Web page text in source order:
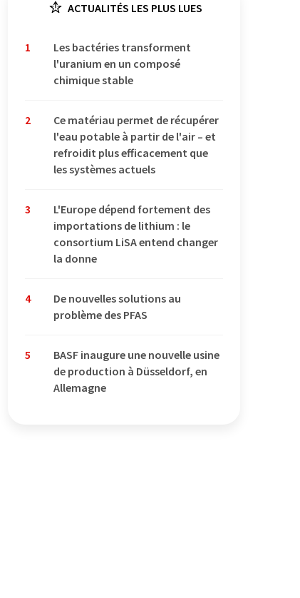
ACTUALITÉS LES PLUS LUES
1
Les bactéries transforment
l'uranium en un composé
chimique stable
2
Ce matériau permet de récupérer
l'eau potable à partir de l'air – et
refroidit plus efficacement que
les systèmes actuels
3
L'Europe dépend fortement des
importations de lithium : le
consortium LiSA entend changer
la donne
4
De nouvelles solutions au
problème des PFAS
5
BASF inaugure une nouvelle usine
de production à Düsseldorf, en
Allemagne